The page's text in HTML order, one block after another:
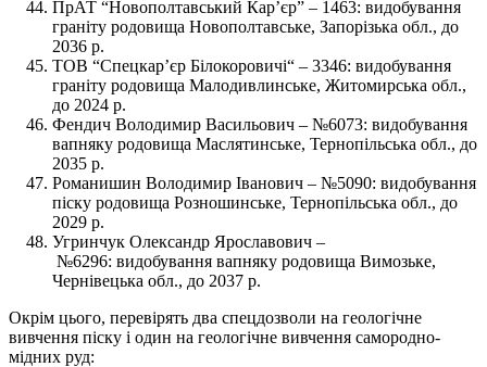
ПрАТ “Новополтавський Кар’єр” – 1463: видобування
граніту родовища Новополтавське, Запорізька обл., до
2036 р.
ТОВ “Спецкар’єр Білокоровичі“ – 3346: видобування
граніту родовища Малодивлинське, Житомирська обл.,
до 2024 р.
Фендич Володимир Васильович – №6073: видобування
вапняку родовища Маслятинське, Тернопільська обл., до
2035 р.
Романишин Володимир Іванович – №5090: видобування
піску родовища Розношинське, Тернопільська обл., до
2029 р.
Угринчук Олександр Ярославович –
№6296: видобування вапняку родовища Вимозьке,
Чернівецька обл., до 2037 р.
Окрім цього, перевірять два спецдозволи на геологічне
вивчення піску і один на геологічне вивчення самородно-
мідних руд: